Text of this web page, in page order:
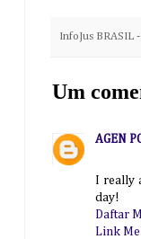
InfoJus BRASIL
Um
AGEN
I really
day!
Daftar
Link